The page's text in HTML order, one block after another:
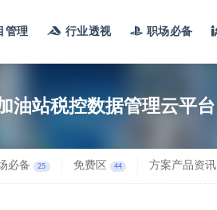
管理 行业透视 职场必备
油站税控数据管理云平台
必备 25 免费区 44 方案产品资讯